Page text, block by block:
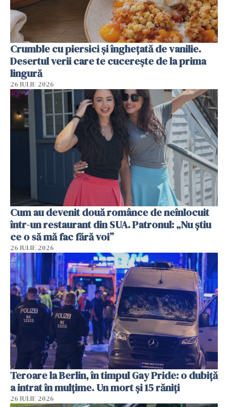
Crumble cu piersici și înghețată de vanilie.
Desertul verii care te cucerește de la prima
lingură
26 IULIE 2026
Cum au devenit două românce de neînlocuit
într-un restaurant din SUA. Patronul: „Nu știu
ce o să mă fac fără voi”
26 IULIE 2026
Teroare la Berlin, în timpul Gay Pride: o dubiță
a intrat în mulțime. Un mort și 15 răniți
26 IULIE 2026